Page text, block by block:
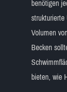
benötigen
Volumen
Becken
bieten, wie